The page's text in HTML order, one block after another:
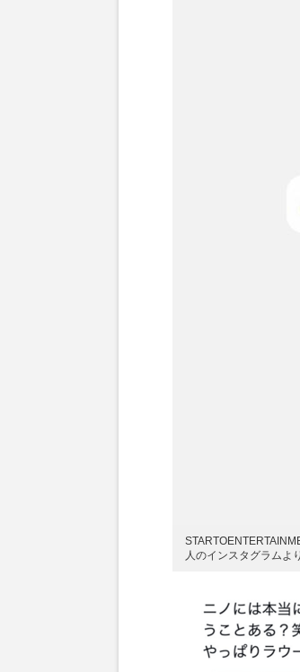
人のインスタグラムより